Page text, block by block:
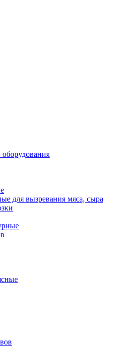
оборудования
для вызревания мяса, сыра